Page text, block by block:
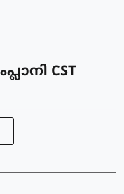
CST